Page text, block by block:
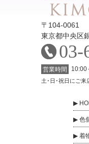
〒104-0061
東京都中央区
03-
営業時間 10:00
土･日･祝日にご来
色
着